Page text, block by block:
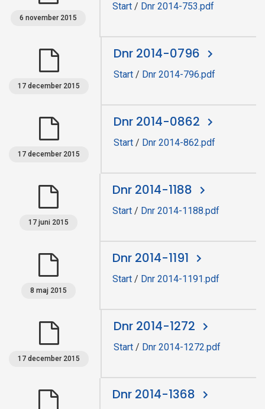
6 november 2015
Start / Dnr 2014-753.pdf
17 december 2015
Dnr 2014-0796
Start / Dnr 2014-796.pdf
17 december 2015
Dnr 2014-0862
Start / Dnr 2014-862.pdf
17 juni 2015
Dnr 2014-1188
Start / Dnr 2014-1188.pdf
8 maj 2015
Dnr 2014-1191
Start / Dnr 2014-1191.pdf
17 december 2015
Dnr 2014-1272
Start / Dnr 2014-1272.pdf
Dnr 2014-1368